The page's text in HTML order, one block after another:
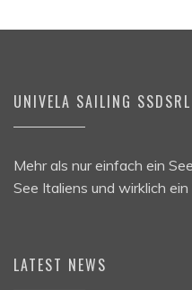
UNIVELA SAILING SSDSRL
Mehr als nur einfach ein
See Italiens und wirklich
LATEST NEWS